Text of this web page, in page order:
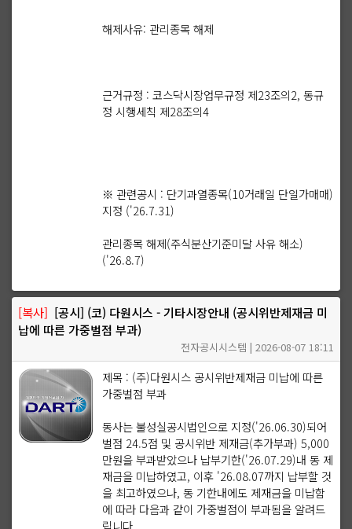
해제사유: 관리종목 해제
근거규정 : 코스닥시장업무규정 제23조의2, 동규
정 시행세칙 제28조의4
※ 관련공시 : 단기과열종목(10거래일 단일가매매)
지정 ('26.7.31)
관리종목 해제(주식분산기준미달 사유 해소)
('26.8.7)
[복사] [공시] (코) 다원시스 - 기타시장안내 (공시위반제재금 미
납에 따른 가중벌점 부과)
전자공시시스템 | 2026-08-07 18:11
제목 : (주)다원시스 공시위반제재금 미납에 따른
가중벌점 부과
동사는 불성실공시법인으로 지정('26.06.30)되어
벌점 24.5점 및 공시위반 제재금(추가부과) 5,000
만원을 부과받았으나 납부기한('26.07.29)내 동 제
재금을 미납하였고, 이후 '26.08.07까지 납부할 것
을 최고하였으나, 동 기한내에도 제재금을 미납함
에 따라 다음과 같이 가중벌점이 부과됨을 알려드
립니다.